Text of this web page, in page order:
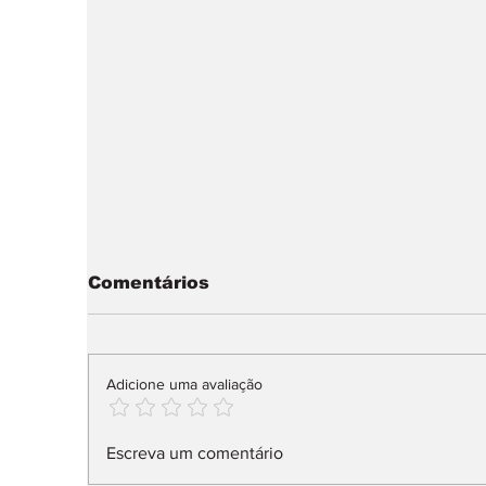
Audi Q9 SUV direto ao
Comentários
Adicione uma avaliação
Escreva um comentário